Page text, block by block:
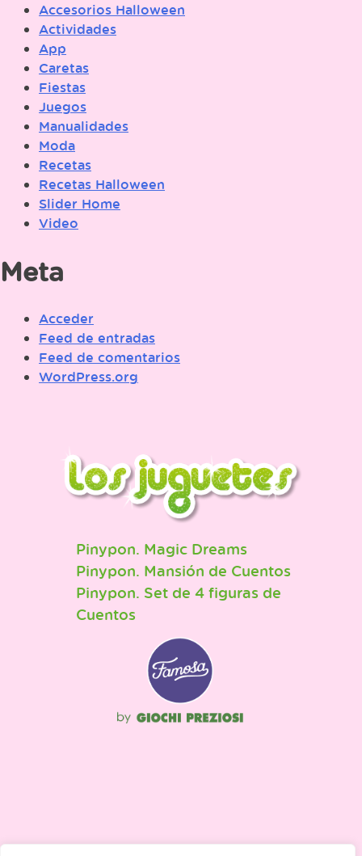
Accesorios Halloween
Actividades
App
Caretas
Fiestas
Juegos
Manualidades
Moda
Recetas
Recetas Halloween
Slider Home
Video
Meta
Acceder
Feed de entradas
Feed de comentarios
WordPress.org
Pinypon. Magic Dreams
Pinypon. Mansión de Cuentos
Pinypon. Set de 4 figuras de
Cuentos